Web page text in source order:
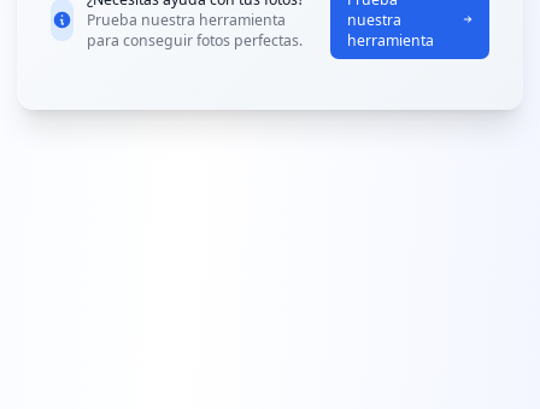
Prueba nuestra herramienta
para conseguir fotos perfectas.
nuestra
herramienta